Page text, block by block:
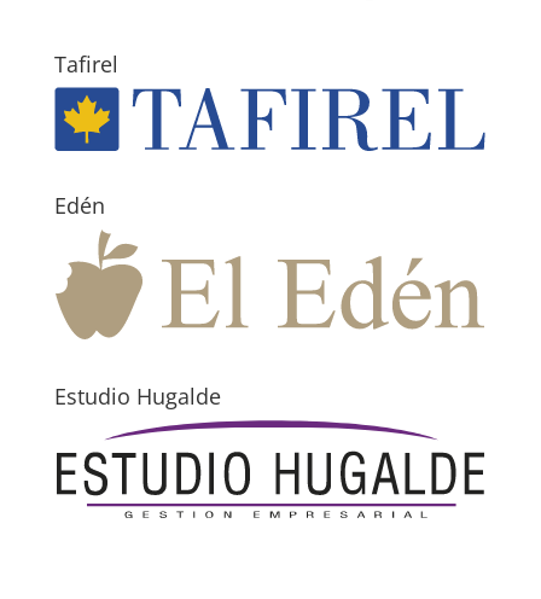
Tafirel
Edén
Estudio Hugalde